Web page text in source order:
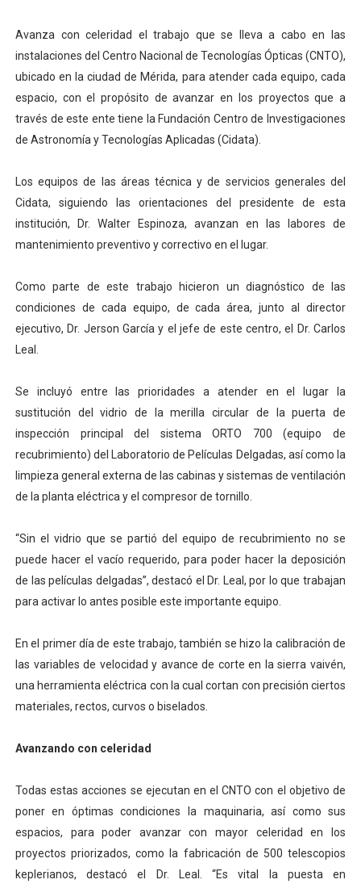
Campo Elías avanza con plan de asfaltado
Encuentro estadal fortalece la coordinación de
Gobernador Arnaldo Sánchez apadrina a más de 993
Avanza con celeridad el trabajo que se lleva a cabo en las
instalaciones del Centro Nacional de Tecnologías Ópticas (CNTO),
ubicado en la ciudad de Mérida, para atender cada equipo, cada
espacio, con el propósito de avanzar en los proyectos que a
través de este ente tiene la Fundación Centro de Investigaciones
de Astronomía y Tecnologías Aplicadas (Cidata).
Los equipos de las áreas técnica y de servicios generales del
Cidata, siguiendo las orientaciones del presidente de esta
institución, Dr. Walter Espinoza, avanzan en las labores de
mantenimiento preventivo y correctivo en el lugar.
Como parte de este trabajo hicieron un diagnóstico de las
condiciones de cada equipo, de cada área, junto al director
ejecutivo, Dr. Jerson García y el jefe de este centro, el Dr. Carlos
Leal.
Se incluyó entre las prioridades a atender en el lugar la
sustitución del vidrio de la merilla circular de la puerta de
inspección principal del sistema ORTO 700 (equipo de
recubrimiento) del Laboratorio de Películas Delgadas, así como la
limpieza general externa de las cabinas y sistemas de ventilación
de la planta eléctrica y el compresor de tornillo.
“Sin el vidrio que se partió del equipo de recubrimiento no se
puede hacer el vacío requerido, para poder hacer la deposición
de las películas delgadas”, destacó el Dr. Leal, por lo que trabajan
para activar lo antes posible este importante equipo.
En el primer día de este trabajo, también se hizo la calibración de
las variables de velocidad y avance de corte en la sierra vaivén,
una herramienta eléctrica con la cual cortan con precisión ciertos
materiales, rectos, curvos o biselados.
Avanzando con celeridad
Todas estas acciones se ejecutan en el CNTO con el objetivo de
poner en óptimas condiciones la maquinaria, así como sus
espacios, para poder avanzar con mayor celeridad en los
proyectos priorizados, como la fabricación de 500 telescopios
keplerianos, destacó el Dr. Leal. “Es vital la puesta en